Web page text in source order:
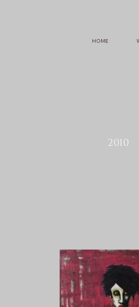
HOME
2010